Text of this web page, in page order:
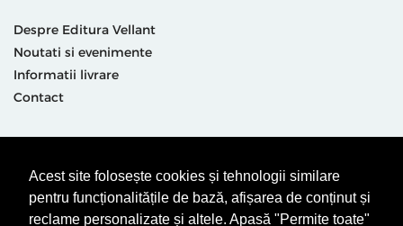
Acest site folosește cookies și tehnologii similare
pentru funcționalitățile de bază, afișarea de conținut și
reclame personalizate și altele. Apasă "Permite toate"
Despre Editura Vellant
Noutati si evenimente
Informatii livrare
Contact